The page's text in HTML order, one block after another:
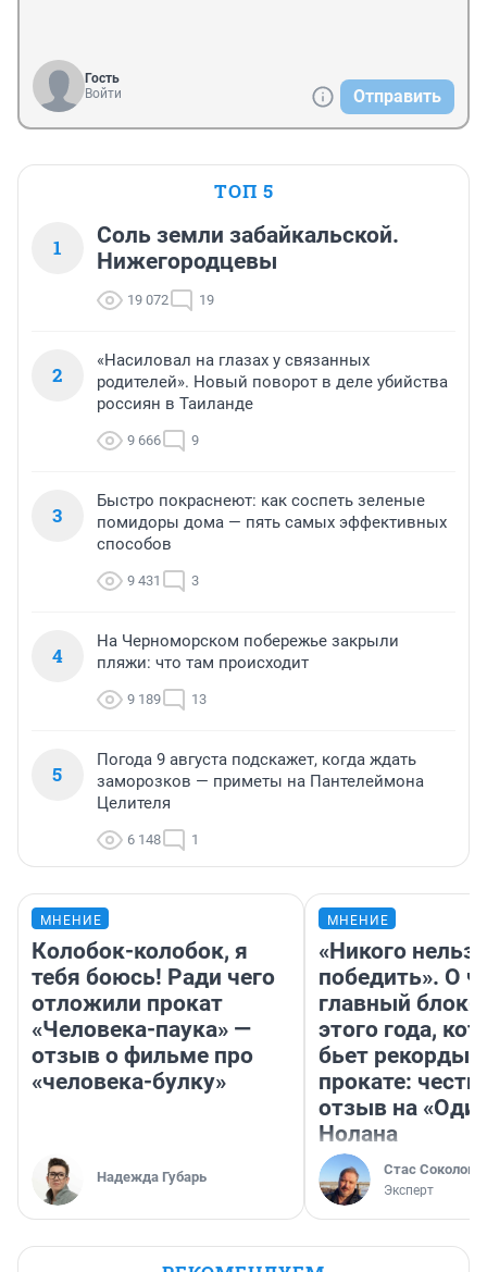
Гость
Войти
Отправить
ТОП 5
1
Соль земли забайкальской.
Нижегородцевы
19 072 19
2
«Насиловал на глазах у связанных
родителей». Новый поворот в деле убийства
россиян в Таиланде
9 666 9
3
Быстро покраснеют: как соспеть зеленые
помидоры дома — пять самых эффективных
способов
9 431 3
4
На Черноморском побережье закрыли
пляжи: что там происходит
9 189 13
5
Погода 9 августа подскажет, когда ждать
заморозков — приметы на Пантелеймона
Целителя
6 148 1
МНЕНИЕ
Колобок-колобок, я
тебя боюсь! Ради чего
отложили прокат
«Человека-паука» —
отзыв о фильме про
«человека-булку»
Надежда Губарь
МНЕНИЕ
«Никого нельзя
победить». О
главный
этого года,
бьет рекорды в
прокате:
отзыв на
Нолана
Стас Соколов
Эксперт